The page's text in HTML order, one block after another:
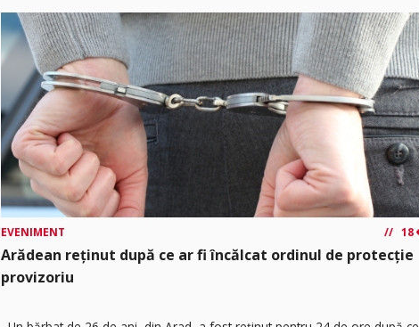
EVENIMENT 18
Arădean reținut după ce ar fi încălcat ordinul de protecție
provizoriu